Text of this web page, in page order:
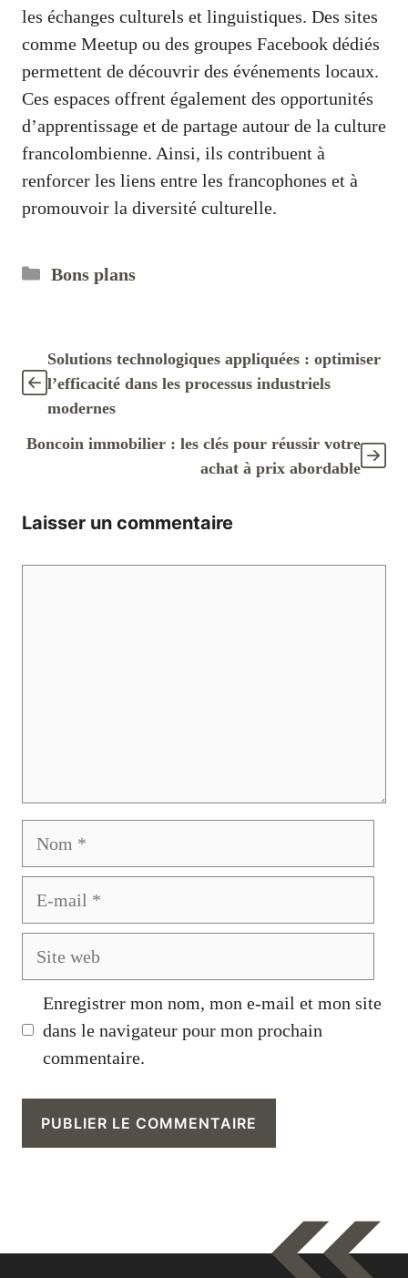
les échanges culturels et linguistiques. Des sites
comme Meetup ou des groupes Facebook dédiés
permettent de découvrir des événements locaux.
Ces espaces offrent également des opportunités
d’apprentissage et de partage autour de la culture
francolombienne. Ainsi, ils contribuent à
renforcer les liens entre les francophones et à
promouvoir la diversité culturelle.
Catégories
Bons plans
Solutions technologiques appliquées : optimiser
l’efficacité dans les processus industriels
modernes
Boncoin immobilier : les clés pour réussir votre
achat à prix abordable
Laisser un commentaire
Enregistrer mon nom, mon e-mail et mon site
dans le navigateur pour mon prochain
commentaire.